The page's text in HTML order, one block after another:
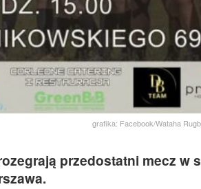
grafika: Facebook/Wataha
przedostatni mecz w